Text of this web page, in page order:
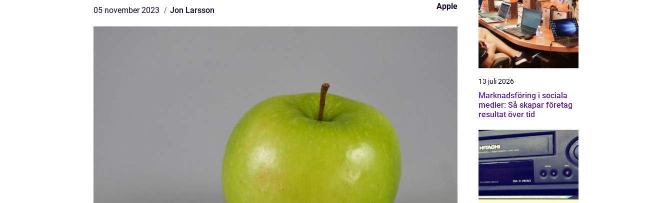
05 november 2023 Jon Larsson Apple
13 juli 2026
Marknadsföring i sociala
medier: Så skapar företag
resultat över tid